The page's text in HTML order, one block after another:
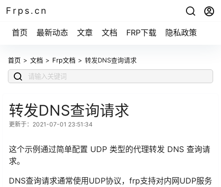
Frps.cn
首页 最新动态 文章 文档 FRP下载 隐私政策
首页 > 文档 > Frp文档 > 转发DNS查询请求
转发DNS查询请求
更新于：2021-07-01 23:51:34
这个示例通过简单配置 UDP 类型的代理转发 DNS 查询请
求。
DNS查询请求通常使用UDP协议，frp支持对内网UDP服务